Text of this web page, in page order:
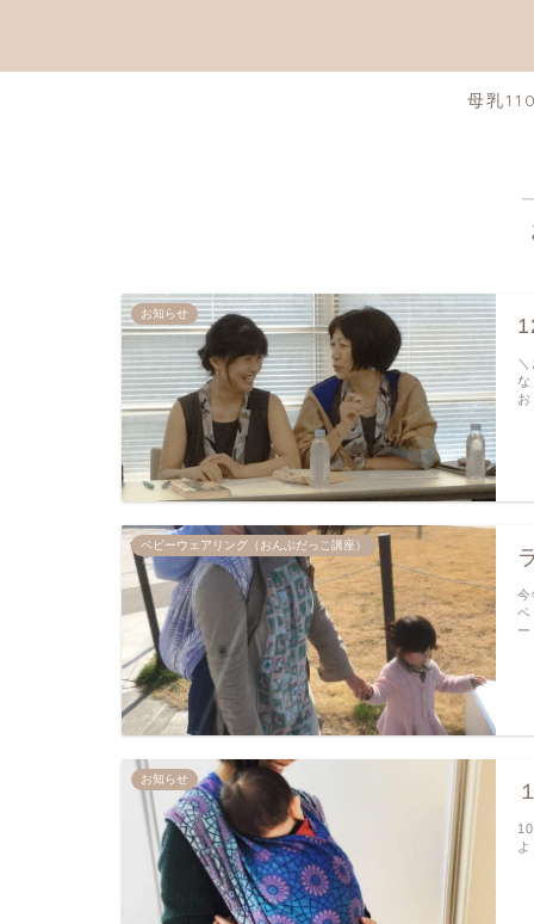
母乳
お知らせ
ベビーウェアリング（おんぶだっこ講座）
今
ベ
お知らせ